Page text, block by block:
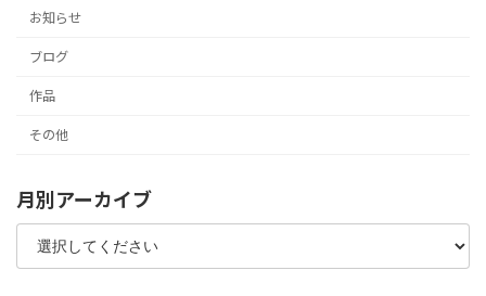
お知らせ
ブログ
作品
その他
月別アーカイブ